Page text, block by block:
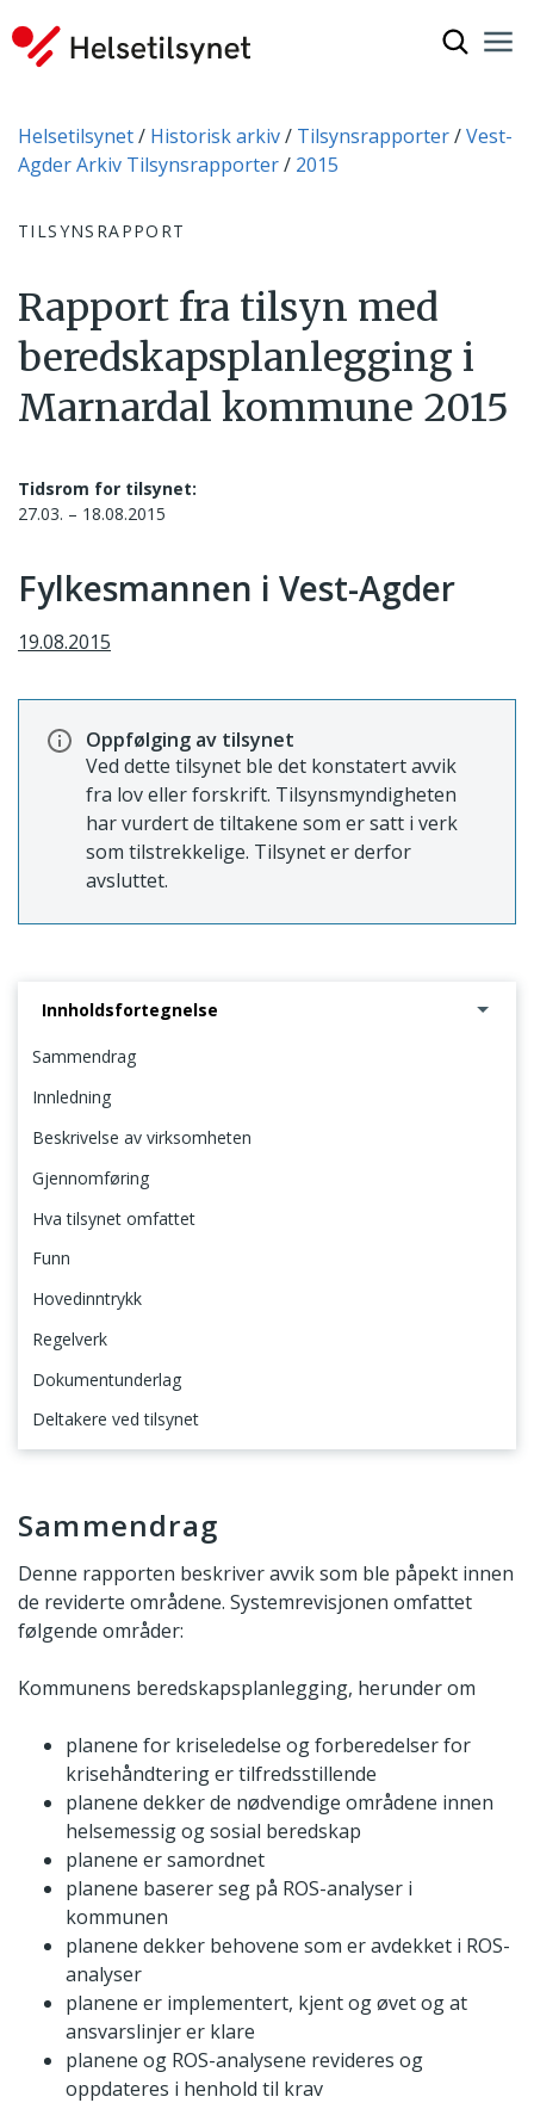
Du er her:
Helsetilsynet Historisk arkiv Tilsynsrapporter
Vest-
Agder Arkiv Tilsynsrapporter
2015
TILSYNSRAPPORT
Rapport fra tilsyn med
beredskapsplanlegging i
Marnardal kommune 2015
Tidsrom for tilsynet:
27.03. – 18.08.2015
Fylkesmannen i Vest-Agder
19.08.2015
Oppfølging av tilsynet
Ved dette tilsynet ble det konstatert avvik
fra lov eller forskrift. Tilsynsmyndigheten
har vurdert de tiltakene som er satt i verk
som tilstrekkelige. Tilsynet er derfor
avsluttet.
Innholdsfortegnelse
Sammendrag
Innledning
Beskrivelse av virksomheten
Gjennomføring
Hva tilsynet omfattet
Funn
Hovedinntrykk
Regelverk
Dokumentunderlag
Deltakere ved tilsynet
Sammendrag
Denne rapporten beskriver avvik som ble påpekt innen
de reviderte områdene. Systemrevisjonen omfattet
følgende områder:
Kommunens beredskapsplanlegging, herunder om
planene for kriseledelse og forberedelser for
krisehåndtering er tilfredsstillende
planene dekker de nødvendige områdene innen
helsemessig og sosial beredskap
planene er samordnet
planene baserer seg på ROS-analyser i
kommunen
planene dekker behovene som er avdekket i ROS-
analyser
planene er implementert, kjent og øvet og at
ansvarslinjer er klare
planene og ROS-analysene revideres og
oppdateres i henhold til krav